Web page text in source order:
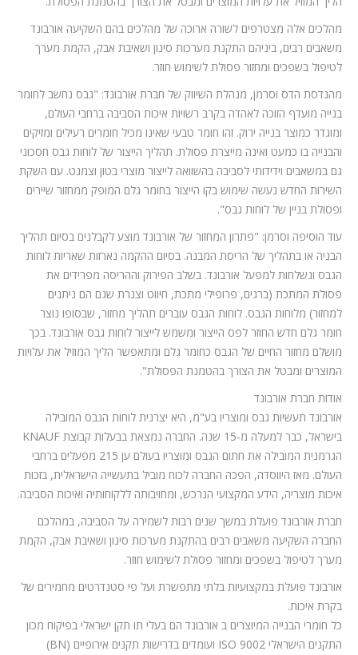
מהלכים אלה מצטרפים לשורה ארוכה של מהלכים בהם השקיעה אורבונד
משאבים רבים, ביניהם התקנת מערכות סינון ושאיבת אבק, הקמת מערך
לטיפול בשפכים ומחזור פסולת לשימוש חוזר.
מהנדסת הדס וסרמן, מנהלת השיווק של חברת אורבונד: "גבס נחשב לחומר
בנייה מועדף הזוכה לאהדה בקרב רשויות איכות הסביבה ברחבי העולם,
ומוגדר כמוצר בנייה ירוק. זהו חומר טבעי שאינו מכיל חומרים רעילים ומזיקים
והבנייה בו כמעט ואינה מייצרת פסולת. תהליך הייצור של לוחות גבס חסכוני
גם במשאבים וידידותי לסביבה בהשוואה לייצור מוצרי בטון וצמנט. עם השקת
השירות החדש נעשה שימוש בקו הייצור בחומר גלם המופק ממחזור שיירים
ופסולת בניין של לוחות גבס".
עוד הוסיפה וסרמן: "פתרון המחזור של אורבונד מוצע לקבלנים בסיום תהליך
הבניה או בתהליך של הריסת המבנה. בסיום ההקמה נארזות שאריות לוחות
הגבס ונשלחות למפעל אורבונד. בשלב הפירוק וההריסה מפרידים את
פסולת המתכת (ברגים, פרופילי מתכת, חיווט וצנרת שגם הם ניתנים
למחזור) מלוחות הגבס. לוחות הגבס עוברים תהליך מחזור, שבסופו נוצר
חומר גלם חדש החוזר לפס הייצור ומשמש לייצור לוחות גבס אורבונד. בכך
מושלם מחזור החיים של הגבס כחומר גלם ומתאפשר הליך המוזיל את עלויות
המוצרים ומבטל את הצורך בהטמנת הפסולת".
אודות חברת אורבונד
אורבונד תעשיות גבס ומוצריו בע"מ, היא יצרנית לוחות הגבס המובילה
בישראל, כבר למעלה מ-15 שנה. החברה נמצאת בבעלות קבוצת KNAUF
הגרמנית המובילה את חתום הגבס ומוצריו בעולם ען 215 מפעלים ברחבי
העולם. מאז היווסדה, הפכה החברה לכוח מוביל בתעשייה הישראלית, בזכות
איכות מוצריה, הידע המקצועי הנרכש, ומחויבותה ללקוחותיה ואיכות הסביבה.
חברת אורבונד פועלת במשך שנים רבות לשמירה על הסביבה, במהלכם
החברה השקיעה משאבים רבים בהתקנת מערכות סינון ושאיבת אבק, הקמת
מערך לטיפול בשפכים ומחזור פסולת לשימוש חוזר.
אורבונד פועלת במקצועיות בלתי מתפשרת ועל פי סטנדרטים מחמירים של
בקרת איכות.
כל חומרי הבנייה המיוצרים ב אורבונד הם בעלי תו תקן ישראלי בפיקוח מכון
התקנים הישראלי ISO 9002 ועומדים בדרישות תקנים אירופיים (BN)